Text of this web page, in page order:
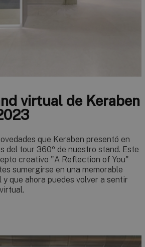
virtual de Keraben
que Keraben presentó en
del tour 360º de nuestro stand. Este
creativo "A Reflection of You"
sumergirse en una memorable
que ahora puedes volver a sentir